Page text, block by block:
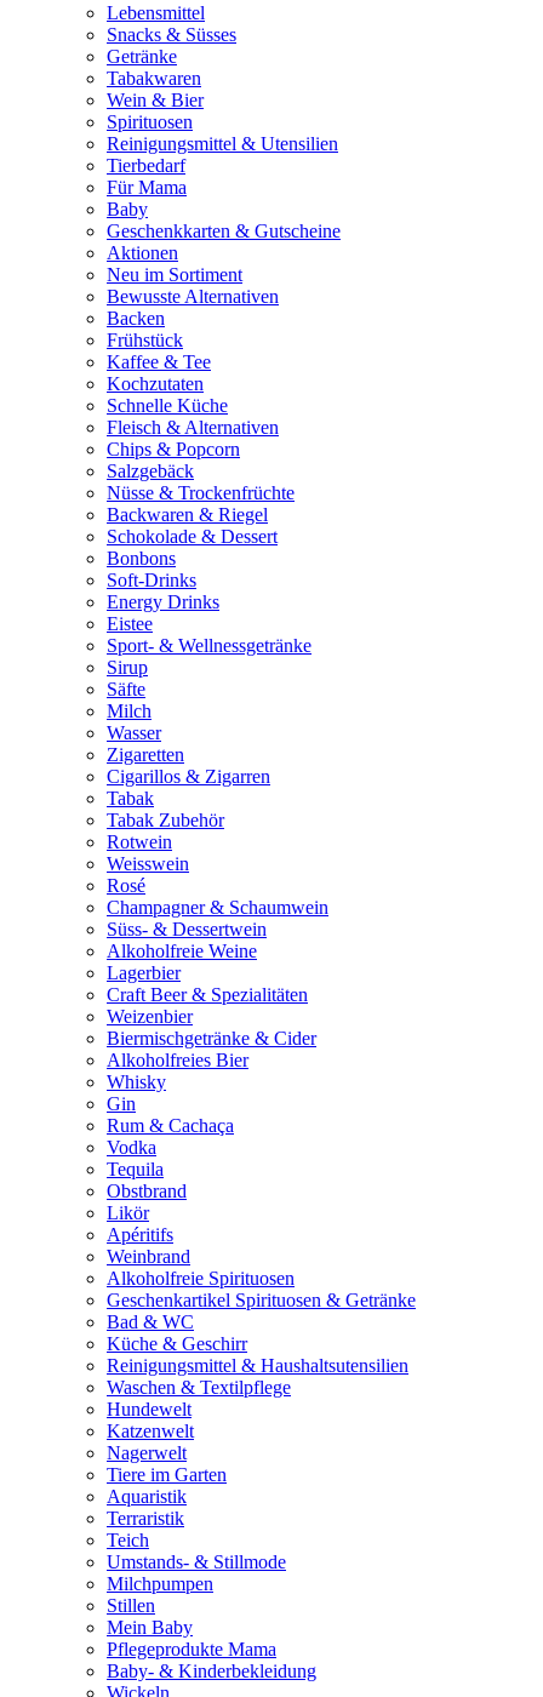
Lebensmittel
Snacks & Süsses
Getränke
Tabakwaren
Wein & Bier
Spirituosen
Reinigungsmittel & Utensilien
Tierbedarf
Für Mama
Baby
Geschenkkarten & Gutscheine
Aktionen
Neu im Sortiment
Bewusste Alternativen
Backen
Frühstück
Kaffee & Tee
Kochzutaten
Schnelle Küche
Fleisch & Alternativen
Chips & Popcorn
Salzgebäck
Nüsse & Trockenfrüchte
Backwaren & Riegel
Schokolade & Dessert
Bonbons
Soft-Drinks
Energy Drinks
Eistee
Sport- & Wellnessgetränke
Sirup
Säfte
Milch
Wasser
Zigaretten
Cigarillos & Zigarren
Tabak
Tabak Zubehör
Rotwein
Weisswein
Rosé
Champagner & Schaumwein
Süss- & Dessertwein
Alkoholfreie Weine
Lagerbier
Craft Beer & Spezialitäten
Weizenbier
Biermischgetränke & Cider
Alkoholfreies Bier
Whisky
Gin
Rum & Cachaça
Vodka
Tequila
Obstbrand
Likör
Apéritifs
Weinbrand
Alkoholfreie Spirituosen
Geschenkartikel Spirituosen & Getränke
Bad & WC
Küche & Geschirr
Reinigungsmittel & Haushaltsutensilien
Waschen & Textilpflege
Hundewelt
Katzenwelt
Nagerwelt
Tiere im Garten
Aquaristik
Terraristik
Teich
Umstands- & Stillmode
Milchpumpen
Stillen
Mein Baby
Pflegeprodukte Mama
Baby- & Kinderbekleidung
Wickeln